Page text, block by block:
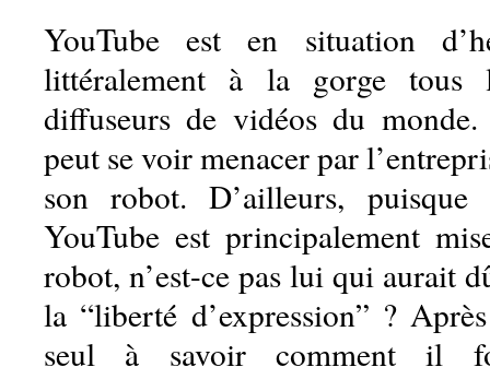
YouTube est en situation
littéralement à la gorge tous
diffuseurs de vidéos du
peut se voir menacer par
son robot. D’ailleurs,
YouTube est principalement
robot, n’est-ce pas lui qui aurait
la “liberté d’expression” ?
seul à savoir comment il